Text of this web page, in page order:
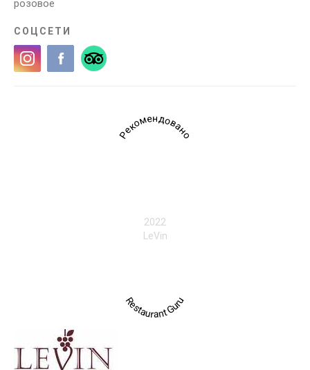
розовое
СОЦСЕТИ
Рекомендовано
2022
LeVin
Restaurant Guru